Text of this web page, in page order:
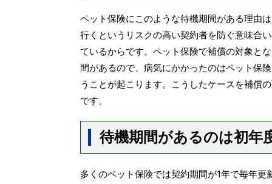
ペット保険にこのような待機期間がある理由
行くというリスクの高い契約者を防ぐ意味合
ているからです。ペット保険で補償の対象と
間があるので、病気にかかったのはペット保
うことが起こります。こうしたケースを補償
です。
待機期間があるのは初年
多くのペット保険では契約期間が1年で毎年